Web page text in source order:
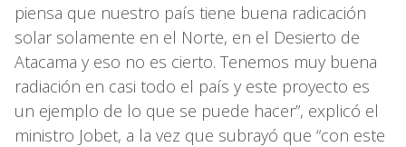
piensa que nuestro país tiene buena radicación
solar solamente en el Norte, en el Desierto de
Atacama y eso no es cierto. Tenemos muy buena
radiación en casi todo el país y este proyecto es
un ejemplo de lo que se puede hacer”, explicó el
ministro Jobet, a la vez que subrayó que “con este